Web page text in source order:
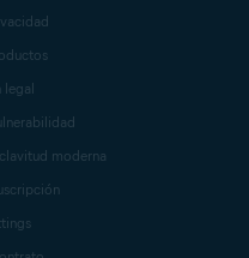
legal
moderna